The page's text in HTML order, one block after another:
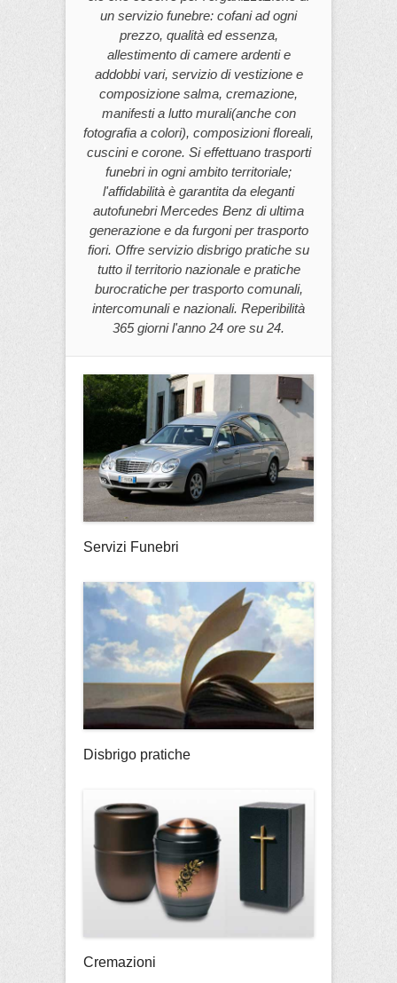
un servizio funebre: cofani ad ogni
prezzo, qualità ed essenza,
allestimento di camere ardenti e
addobbi vari, servizio di vestizione e
composizione salma, cremazione,
manifesti a lutto murali(anche con
fotografia a colori), composizioni floreali,
cuscini e corone. Si effettuano trasporti
funebri in ogni ambito territoriale;
l'affidabilità è garantita da eleganti
autofunebri Mercedes Benz di ultima
generazione e da furgoni per trasporto
fiori. Offre servizio disbrigo pratiche su
tutto il territorio nazionale e pratiche
burocratiche per trasporto comunali,
intercomunali e nazionali. Reperibilità
365 giorni l'anno 24 ore su 24.
Servizi Funebri
Disbrigo pratiche
Cremazioni